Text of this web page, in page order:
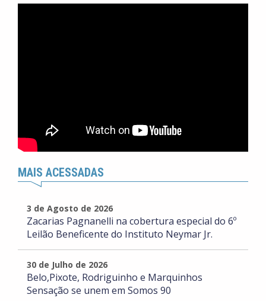
MAIS ACESSADAS
3 de Agosto de 2026
Zacarias Pagnanelli na cobertura especial do 6º
Leilão Beneficente do Instituto Neymar Jr.
30 de Julho de 2026
Belo,Pixote, Rodriguinho e Marquinhos
Sensação se unem em Somos 90